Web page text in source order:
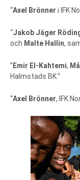
“Axel Brönner i IFK
“Jakob Jäger
och Malte Hallin,
” Emir El-Kahtemi,
Halmstads BK.”
“Axel Brönner, IFK